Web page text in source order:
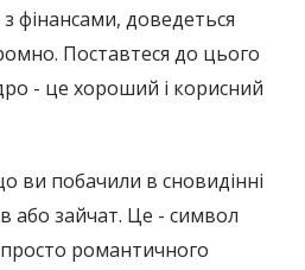
фінансами, доведеться
Поставтеся до цього
- це хороший і корисний
ви побачили в сновидінні
або зайчат. Це - символ
романтичного